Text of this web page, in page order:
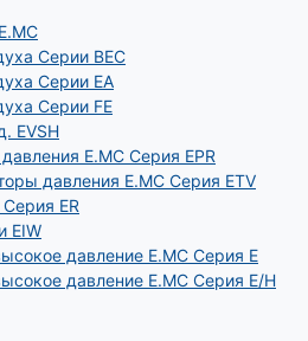
Серии BEC
Серии EA
Серии FE
EVSH
E.MC Серия EPR
давления E.MC Серия ETV
ER
EIW
давление E.MC Серия E
давление E.MC Серия E/H